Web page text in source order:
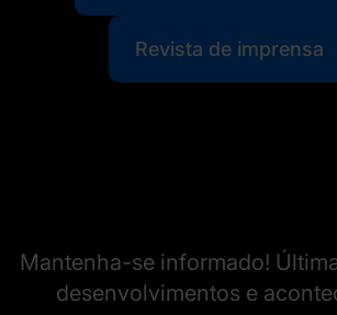
Revista de imprensa
Mantenha-se informado!
desenvolvimentos e